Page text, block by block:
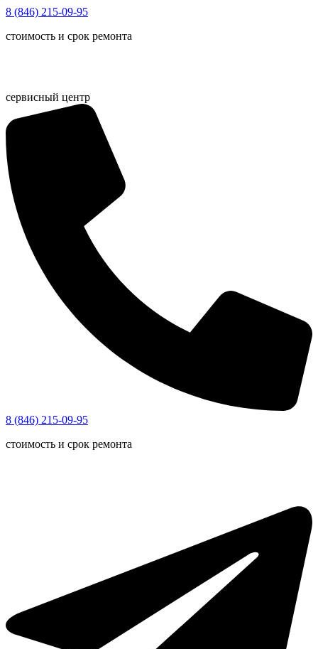
Перейти
содержимому
8 (846) 215-09-95
стоимость и срок ремонта
сервисный центр
8 (846) 215-09-95
стоимость и срок ремонта